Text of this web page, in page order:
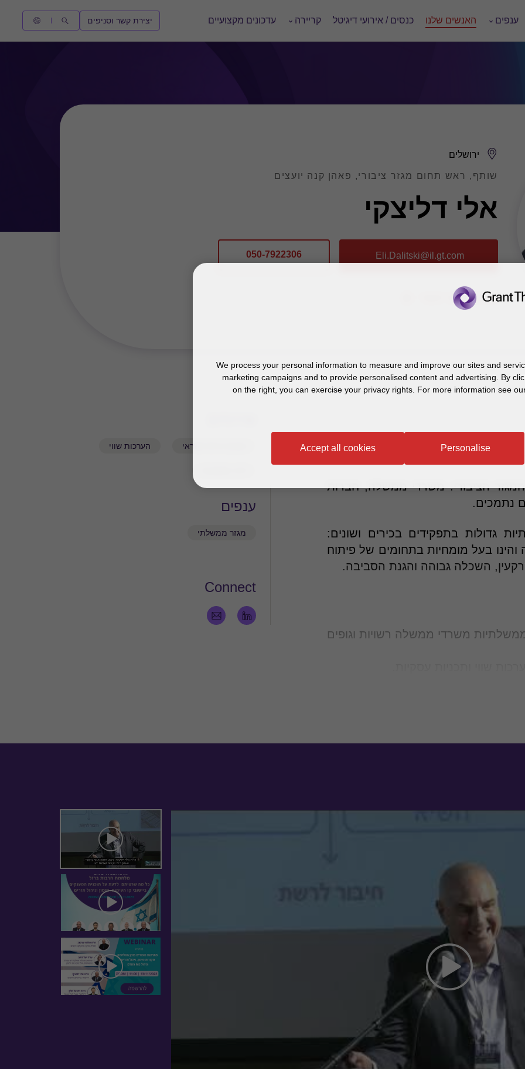
ענפים האנשים שלנו כנסים / אירועי דיגיטל קריירה עדכונים מקצועיים יצירת קשר וסניפים
אלי דליצקי
ירושלים
שותף, ראש תחום מגזר ציבורי, פאהן קנה יועצים
050-7922306
הוספה לאנשי הקשר
מגזר ציבורי במשרדנו.
הציבורי: משרדי ממשלה, חברות
נתמכים.
גדולות בתפקידים בכירים ושונים:
בעל מומחיות בתחומים של פיתוח
השכלה גבוהה והגנת הסביבה.
משרדי ממשלה רשויות וגופים
בנקים וגיוס אשראי הערכות שווי
ענפים
מגזר ממשלתי
Connect
We process your personal information to measure and improve our sites and
marketing campaigns and to provide personalised content and advertising. By
on the right, you can exercise your privacy rights. For more information see
Accept all cookies Personalise